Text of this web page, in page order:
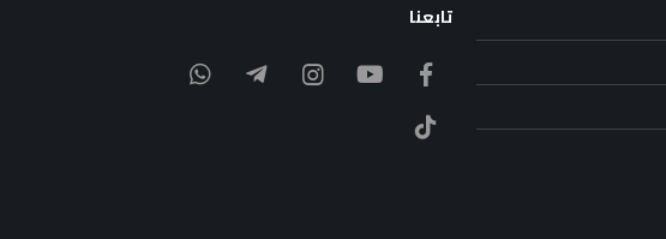
تابعنا